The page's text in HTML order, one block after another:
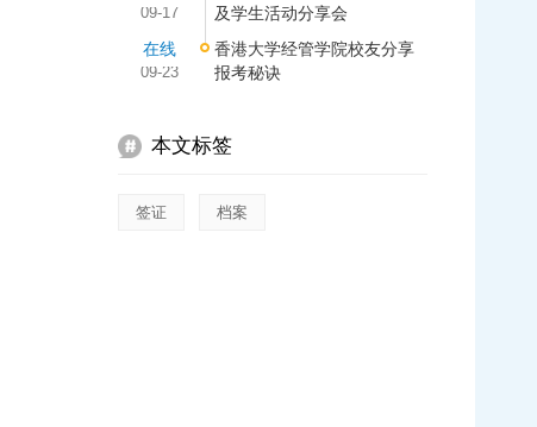
09-17
及学生活动分享会
在线
09-23
香港大学经管学院校友分享
报考秘诀
本文标签
签证 档案